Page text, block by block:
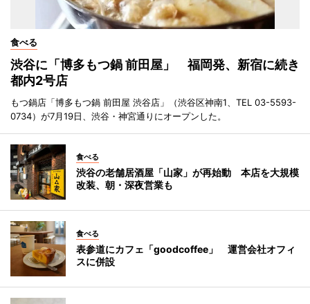
食べる
渋谷に「博多もつ鍋 前田屋」 福岡発、新宿に続き
都内2号店
もつ鍋店「博多もつ鍋 前田屋 渋谷店」（渋谷区神南1、TEL 03-5593-
0734）が7月19日、渋谷・神宮通りにオープンした。
食べる
渋谷の老舗居酒屋「山家」が再始動 本店を大規模
改装、朝・深夜営業も
食べる
表参道にカフェ「goodcoffee」 運営会社オフィ
スに併設